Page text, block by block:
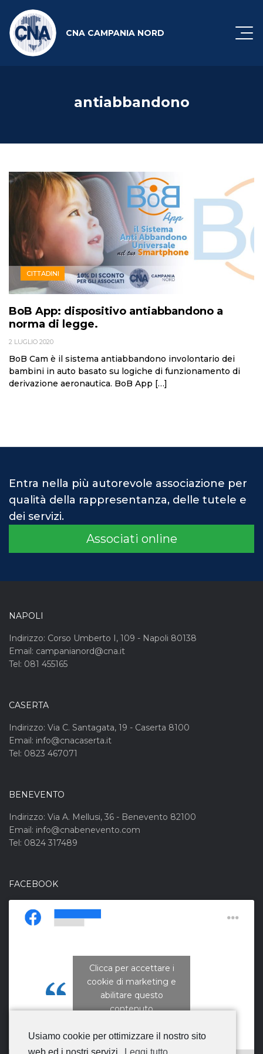
Usiamo cookie per ottimizzare il nostro sito
web ed i nostri servizi.
Leggi tutto
CNA CAMPANIA NORD
antiabbandono
CITTADINI
BoB App: dispositivo antiabbandono a
norma di legge.
2 LUGLIO 2020
BoB Cam è il sistema antiabbandono involontario dei
bambini in auto basato su logiche di funzionamento di
derivazione aeronautica. BoB App […]
Entra nella più autorevole associazione per
qualità della rappresentanza, delle tutele e
dei servizi.
Associati online
NAPOLI
Indirizzo: Corso Umberto I, 109 - Napoli 80138
Email: campanianord@cna.it
Tel: 081 455165
CASERTA
Indirizzo: Via C. Santagata, 19 - Caserta 8100
Email: info@cnacaserta.it
Tel: 0823 467071
BENEVENTO
Indirizzo: Via A. Mellusi, 36 - Benevento 82100
Email: info@cnabenevento.com
Tel: 0824 317489
FACEBOOK
CNA Campania Nord
Clicca per accettare i
cookie di marketing e
abilitare questo
contenuto